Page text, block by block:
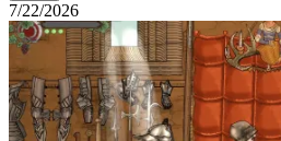
7/22/2026